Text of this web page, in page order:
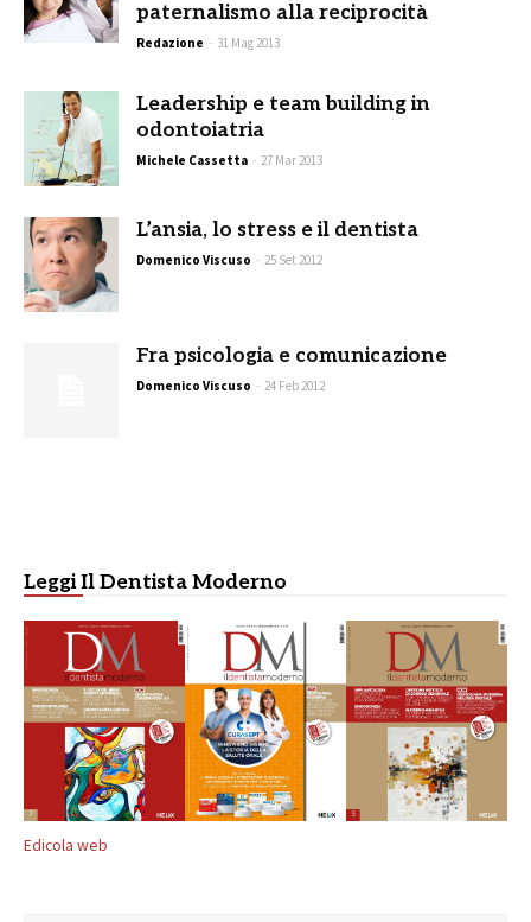
paternalismo alla reciprocità
Redazione - 31 Mag 2013
Leadership e team building in
odontoiatria
Michele Cassetta - 27 Mar 2013
L’ansia, lo stress e il dentista
Domenico Viscuso - 25 Set 2012
Fra psicologia e comunicazione
Domenico Viscuso - 24 Feb 2012
Leggi Il Dentista Moderno
Edicola web